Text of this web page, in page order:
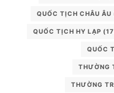
QUỐC TỊCH CHÂU ÂU
QUỐC TỊCH HY LẠP
QUỐC
THƯỜNG
THƯỜNG